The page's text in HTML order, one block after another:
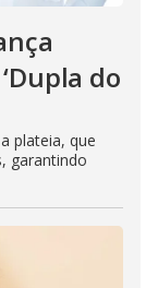
do
plateia, que
garantindo